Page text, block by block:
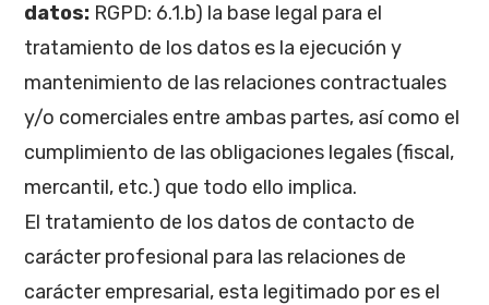
datos: RGPD: 6.1.b) la base legal para el
tratamiento de los datos es la ejecución y
mantenimiento de las relaciones contractuales
y/o comerciales entre ambas partes, así como el
cumplimiento de las obligaciones legales (fiscal,
mercantil, etc.) que todo ello implica.
El tratamiento de los datos de contacto de
carácter profesional para las relaciones de
carácter empresarial, esta legitimado por es el